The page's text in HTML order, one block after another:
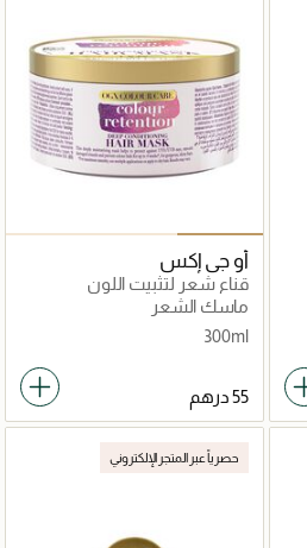
أو جي إكس
قناع شعر لتثبيت اللون
ماسك الشعر
300ml
حصرياً عبر المتجر الإلكتروني